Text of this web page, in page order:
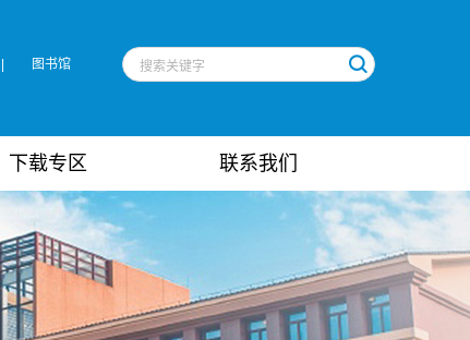
图书馆
下载专区 联系我们